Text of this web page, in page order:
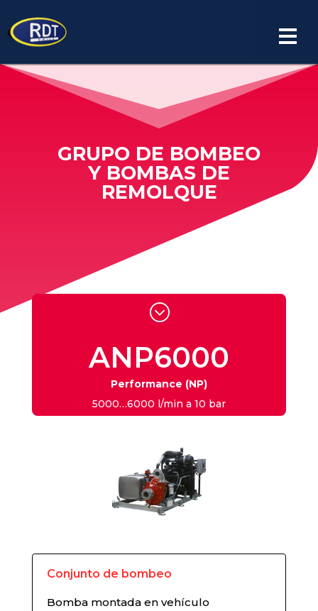
GRUPO DE BOMBEO
Y BOMBAS DE
REMOLQUE
;
ANP6000
Performance (NP)
5000…6000 l/min a 10 bar
Conjunto de bombeo
Bomba montada en vehículo